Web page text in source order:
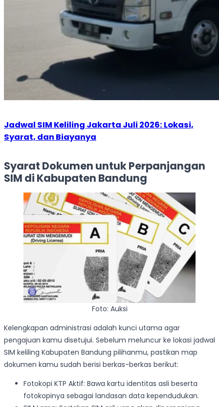
Jadwal SIM Keliling Jakarta Juli 2026: Lokasi,
Syarat, dan Biayanya
Syarat Dokumen untuk Perpanjangan
SIM di Kabupaten Bandung
Foto: Auksi
Kelengkapan administrasi adalah kunci utama agar
pengajuan kamu disetujui. Sebelum meluncur ke lokasi jadwal
SIM keliling Kabupaten Bandung pilihanmu, pastikan map
dokumen kamu sudah berisi berkas-berkas berikut:
Fotokopi KTP Aktif: Bawa kartu identitas asli beserta
fotokopinya sebagai landasan data kependudukan.